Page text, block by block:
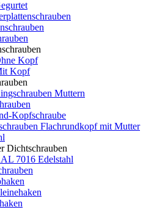
Kopf
Kopf
Muttern
Kopfschraube
Flachrundkopf mit Mutter
Dichtschrauben
7016 Edelstahl